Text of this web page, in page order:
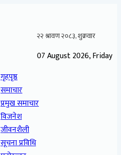
07 August 2026, Friday
गृहपृष्ठ
समाचार
प्रमुख समाचार
विजनेश
जीवनशैली
सूचना प्रविधि